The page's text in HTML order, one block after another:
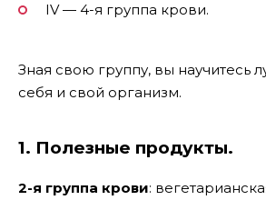
IV — 4-я группа крови.
Зная свою группу, вы научитесь
себя и свой организм.
1. Полезные продукты.
2-я группа крови: